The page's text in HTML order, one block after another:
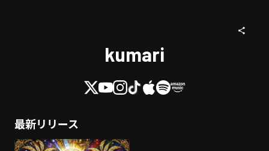
kumari
最新リリース